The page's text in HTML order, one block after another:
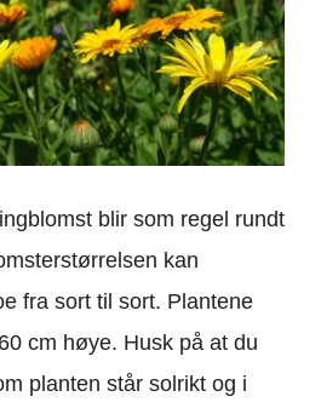
blir som regel rundt
kan
fra sort til sort. Plantene
cm høye. Husk på at du
planten står solrikt og i